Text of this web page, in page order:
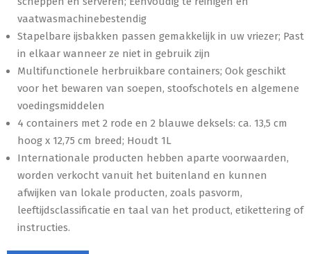
vaatwasmachinebestendig
Stapelbare ijsbakken passen gemakkelijk in uw vriezer; Past
in elkaar wanneer ze niet in gebruik zijn
Multifunctionele herbruikbare containers; Ook geschikt
voor het bewaren van soepen, stoofschotels en algemene
voedingsmiddelen
4 containers met 2 rode en 2 blauwe deksels: ca. 13,5 cm
hoog x 12,75 cm breed; Houdt 1L
Internationale producten hebben aparte voorwaarden,
worden verkocht vanuit het buitenland en kunnen
afwijken van lokale producten, zoals pasvorm,
leeftijdsclassificatie en taal van het product, etikettering of
instructies.